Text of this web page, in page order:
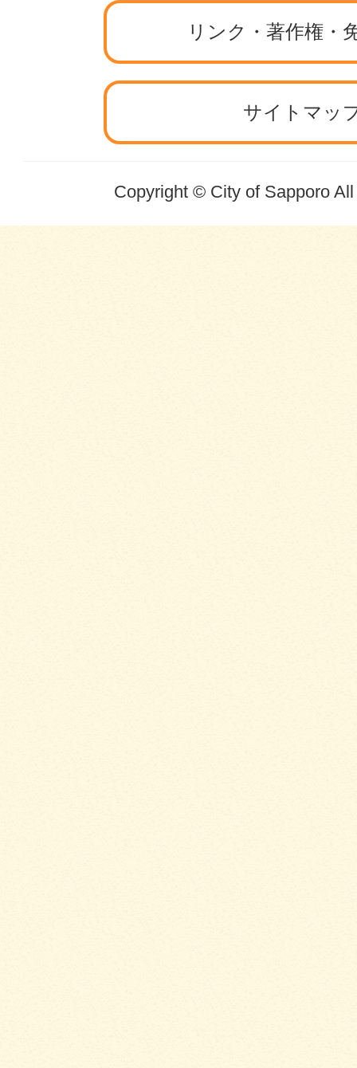
リンク・著作権・
サイトマッ
Copyright © City of Sapporo